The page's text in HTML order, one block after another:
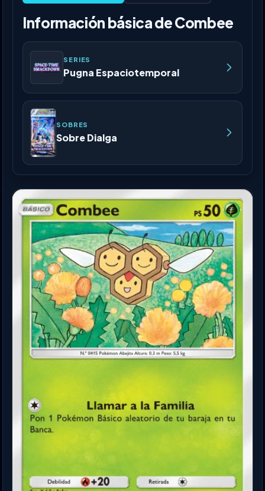
Información básica de Combee
SERIES
Pugna Espaciotemporal
SOBRES
Sobre Dialga